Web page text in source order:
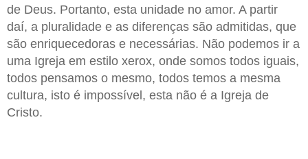
de Deus. Portanto, esta unidade no amor. A partir
daí, a pluralidade e as diferenças são admitidas, que
são enriquecedoras e necessárias. Não podemos ir a
uma Igreja em estilo xerox, onde somos todos iguais,
todos pensamos o mesmo, todos temos a mesma
cultura, isto é impossível, esta não é a Igreja de
Cristo.